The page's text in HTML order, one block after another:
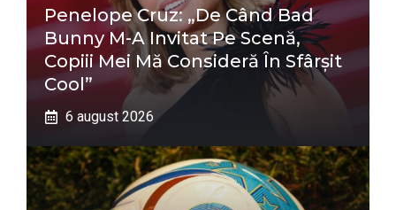
Penelope Cruz: „De Când Bad
Bunny M-A Invitat Pe Scenă,
Copiii Mei Mă Consideră În Sfârșit
Cool”
6 august 2026